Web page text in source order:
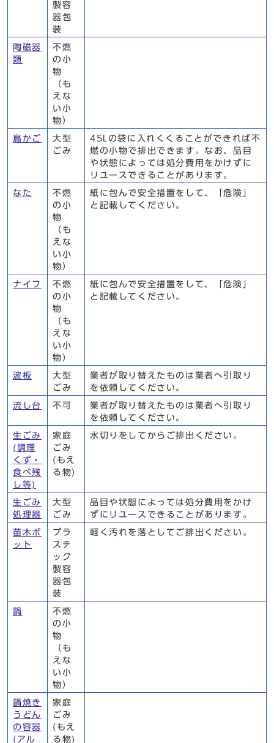
製容
器包
装
陶磁器
類
不燃
の小
物
（も
えな
い小
物）
鳥かご
大型
ごみ
45Lの袋に入れくくることができれば不
燃の小物で排出できます。なお、品目
や状態によっては処分費用をかけずに
リユースできることがあります。
なた
不燃
の小
物
（も
えな
い小
物）
紙に包んで安全措置をして、「危険」
と記載してください。
ナイフ
不燃
の小
物
（も
えな
い小
物）
紙に包んで安全措置をして、「危険」
と記載してください。
波板
大型
ごみ
業者が取り替えたものは業者へ引取り
を依頼してください。
流し台 不可
業者が取り替えたものは業者へ引取り
を依頼してください。
生ごみ
(調理
くず・
食べ残
し等)
家庭
ごみ
(もえ
る物)
水切りをしてからご排出ください。
生ごみ
処理器
大型
ごみ
品目や状態によっては処分費用をかけ
ずにリユースできることがあります。
苗木ポ
ット
プラ
スチ
ック
製容
器包
装
軽く汚れを落としてご排出ください。
鍋
不燃
の小
物
（も
えな
い小
物）
鍋焼き
うどん
の容器
(アル
家庭
ごみ
(もえ
る物)